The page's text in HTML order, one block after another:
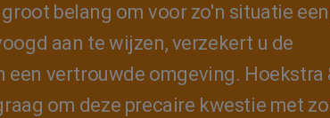
belang om voor zo'n situatie
aan te wijzen, verzekert u de
vertrouwde omgeving. Hoekstra
om deze precaire kwestie met